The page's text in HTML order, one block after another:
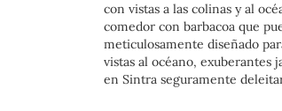
con vistas a las colinas y al
comedor con barbacoa que
meticulosamente diseñado
vistas al océano, exuberantes
en Sintra seguramente